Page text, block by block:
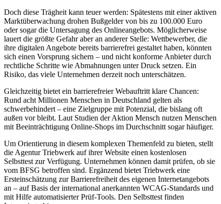
Doch diese Trägheit kann teuer werden: Spätestens mit einer aktiven
Marktüberwachung drohen Bußgelder von bis zu 100.000 Euro
oder sogar die Untersagung des Onlineangebots. Möglicherweise
lauert die größte Gefahr aber an anderer Stelle: Wettbewerber, die
ihre digitalen Angebote bereits barrierefrei gestaltet haben, könnten
sich einen Vorsprung sichern – und nicht konforme Anbieter durch
rechtliche Schritte wie Abmahnungen unter Druck setzen. Ein
Risiko, das viele Unternehmen derzeit noch unterschätzen.
Gleichzeitig bietet ein barrierefreier Webauftritt klare Chancen:
Rund acht Millionen Menschen in Deutschland gelten als
schwerbehindert – eine Zielgruppe mit Potenzial, die bislang oft
außen vor bleibt. Laut Studien der Aktion Mensch nutzen Menschen
mit Beeinträchtigung Online-Shops im Durchschnitt sogar häufiger.
Um Orientierung in diesem komplexen Themenfeld zu bieten, stellt
die Agentur Triebwerk auf ihrer Website einen kostenlosen
Selbsttest zur Verfügung. Unternehmen können damit prüfen, ob sie
vom BFSG betroffen sind. Ergänzend bietet Triebwerk eine
Ersteinschätzung zur Barrierefreiheit des eigenen Internetangebots
an – auf Basis der international anerkannten WCAG-Standards und
mit Hilfe automatisierter Prüf-Tools. Den Selbsttest finden